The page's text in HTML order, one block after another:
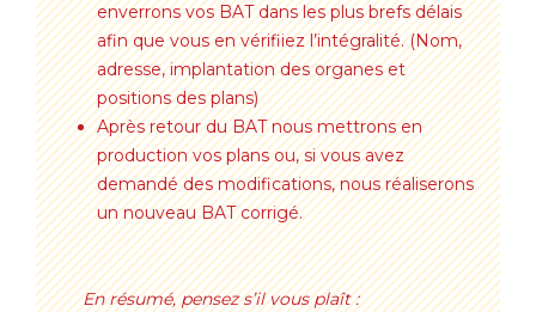
enverrons vos BAT dans les plus brefs délais
afin que vous en vérifiiez l’intégralité. (Nom,
adresse, implantation des organes et
positions des plans)
Après retour du BAT nous mettrons en
production vos plans ou, si vous avez
demandé des modifications, nous réaliserons
un nouveau BAT corrigé.
En résumé, pensez s’il vous plaît :